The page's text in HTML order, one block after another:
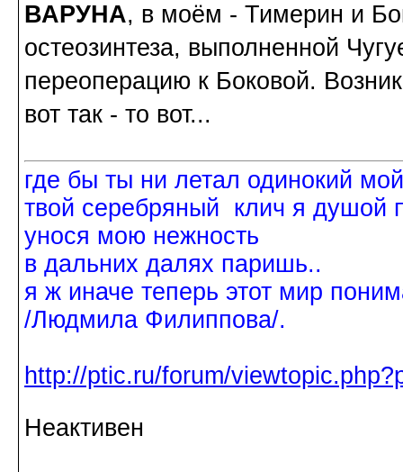
ВАРУНА, в моём - Тимерин и
остеозинтеза, выполненной
переоперацию к Боковой.
вот так - то вот...
где бы ты ни летал одинокий
твой серебряный клич я душой
унося мою нежность
в дальних далях паришь..
я ж иначе теперь этот мир
/Людмила Филиппова/.
http://ptic.ru/forum/
Неактивен